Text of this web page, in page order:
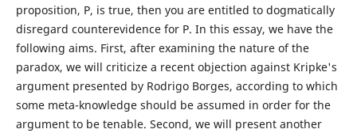
proposition, P, is true, then you are entitled to dogmatically
disregard counterevidence for P. In this essay, we have the
following aims. First, after examining the nature of the
paradox, we will criticize a recent objection against Kripke's
argument presented by Rodrigo Borges, according to which
some meta-knowledge should be assumed in order for the
argument to be tenable. Second, we will present another